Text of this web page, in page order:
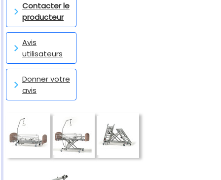
Contacter le
producteur
Avis
utilisateurs
Donner votre
avis